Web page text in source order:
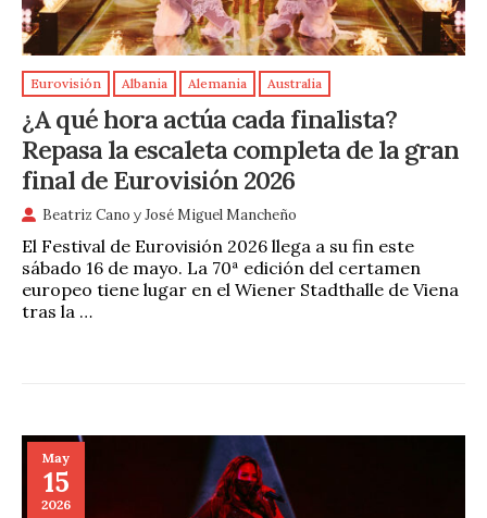
Eurovisión Albania Alemania Australia
¿A qué hora actúa cada finalista?
Repasa la escaleta completa de la gran
final de Eurovisión 2026
Beatriz Cano yJosé Miguel Mancheño
El Festival de Eurovisión 2026 llega a su fin este
sábado 16 de mayo. La 70ª edición del certamen
europeo tiene lugar en el Wiener Stadthalle de Viena
tras la …
May
15
2026